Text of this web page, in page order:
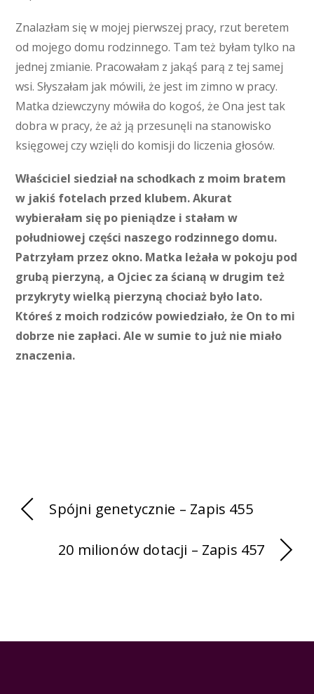
Znalazłam się w mojej pierwszej pracy, rzut beretem
od mojego domu rodzinnego. Tam też byłam tylko na
jednej zmianie. Pracowałam z jakąś parą z tej samej
wsi. Słyszałam jak mówili, że jest im zimno w pracy.
Matka dziewczyny mówiła do kogoś, że Ona jest tak
dobra w pracy, że aż ją przesunęli na stanowisko
księgowej czy wzięli do komisji do liczenia głosów.
Właściciel siedział na schodkach z moim bratem
w jakiś fotelach przed klubem. Akurat
wybierałam się po pieniądze i stałam w
południowej części naszego rodzinnego domu.
Patrzyłam przez okno. Matka leżała w pokoju pod
grubą pierzyną, a Ojciec za ścianą w drugim też
przykryty wielką pierzyną chociaż było lato.
Któreś z moich rodziców powiedziało, że On to mi
dobrze nie zapłaci. Ale w sumie to już nie miało
znaczenia.
Spójni genetycznie – Zapis 455
20 milionów dotacji – Zapis 457